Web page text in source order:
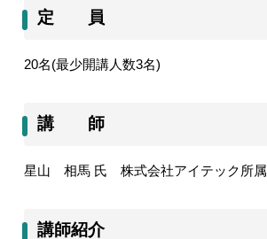
定 員
20名(最少開講人数3名)
講 師
星山 相馬 氏 株式会社アイテック所属
講師紹介